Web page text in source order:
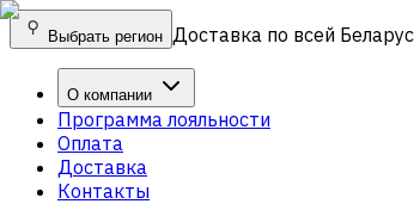
Выбрать регион Доставка по всей
О компании
Программа лояльности
Оплата
Доставка
Контакты